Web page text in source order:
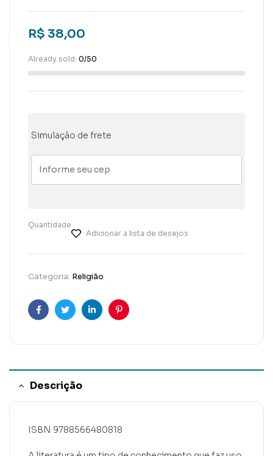
R$ 38,00
Already sold: 0/50
Simulação de frete
Quantidade
Adicionar a lista de desejos
Categoria: Religião
FacebookTwitterLinkedinPinterest
Descrição
ISBN 9788566480818